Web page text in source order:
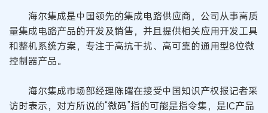
海尔集成是中国领先的集成电路供应商，公司从事高质
量集成电路产品的开发及销售，并且提供相关应用开发工具
和整机系统方案，专注于高抗干扰、高可靠的通用型8位微
控制器产品。
海尔集成市场部经理陈曙在接受中国知识产权报记者采
访时表示，对方所说的“微码”指的可能是指令集，是IC产品